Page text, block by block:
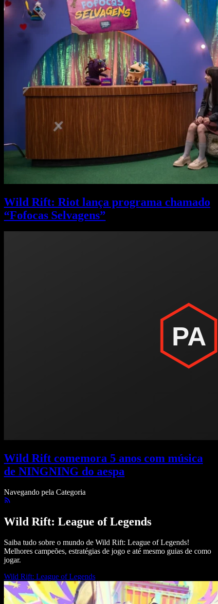
Wild Rift: Riot lança programa chamado
“Fofocas Selvagens”
Wild Rift comemora 5 anos com música
de NINGNING do aespa
Navegando pela Categoria
Wild Rift: League of Legends
Saiba tudo sobre o mundo de Wild Rift: League of Legends!
Melhores campeões, estratégias de jogo e até mesmo guias de como
jogar.
Wild Rift: League of Legends